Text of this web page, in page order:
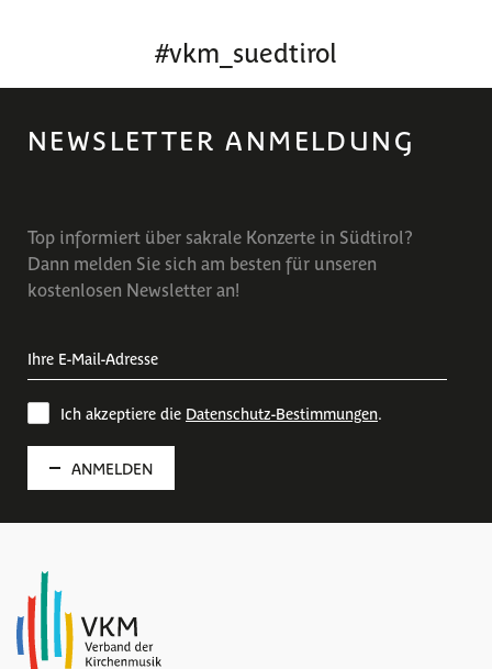
#vkm_suedtirol
NEWSLETTER ANMELDUNG
Top informiert über sakrale Konzerte in Südtirol?
Dann melden Sie sich am besten für unseren
kostenlosen Newsletter an!
Ich akzeptiere die Datenschutz-Bestimmungen
ANMELDEN